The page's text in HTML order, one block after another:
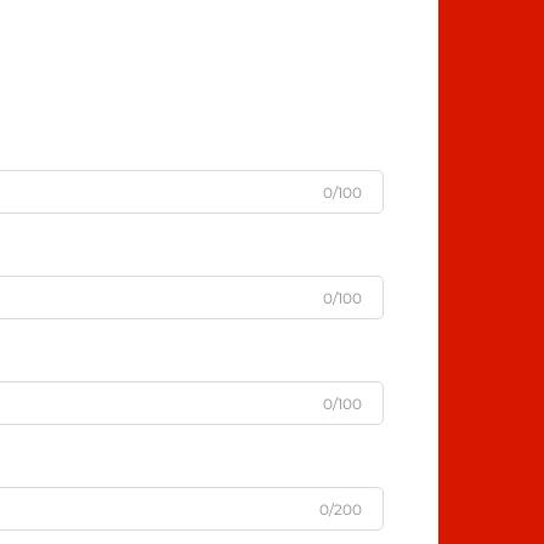
0/100
0/100
0/100
0/200